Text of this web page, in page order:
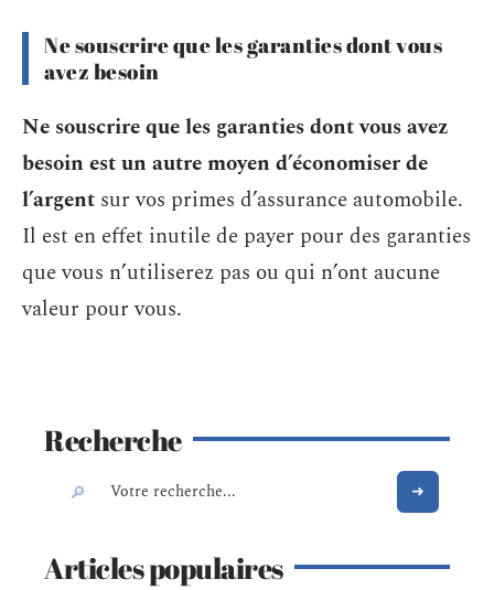
Ne souscrire que les garanties dont vous
avez besoin
Ne souscrire que les garanties dont vous avez
besoin est un autre moyen d’économiser de
l’argent sur vos primes d’assurance automobile.
Il est en effet inutile de payer pour des garanties
que vous n’utiliserez pas ou qui n’ont aucune
valeur pour vous.
Recherche
Articles populaires